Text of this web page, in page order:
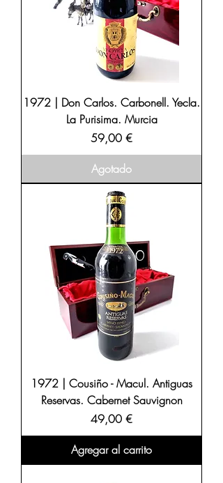
1972 | Don Carlos. Carbonell. Yecla.
La Purisima. Murcia
Precio
59,00 €
Agotado
1972 | Cousiño - Macul. Antiguas
Reservas. Cabernet Sauvignon
Precio
49,00 €
Agregar al carrito